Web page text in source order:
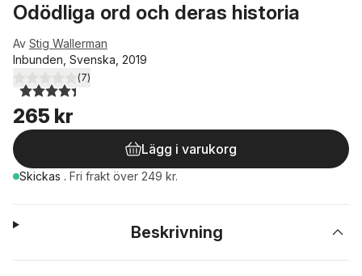
Odödliga ord och deras historia
Av Stig Wallerman
Inbunden, Svenska, 2019
4,4utav 5 stjärnor. Totalt antal röster:
(7)
265 kr
Lägg i varukorg
Skickas . Fri frakt över 249 kr.
Beskrivning